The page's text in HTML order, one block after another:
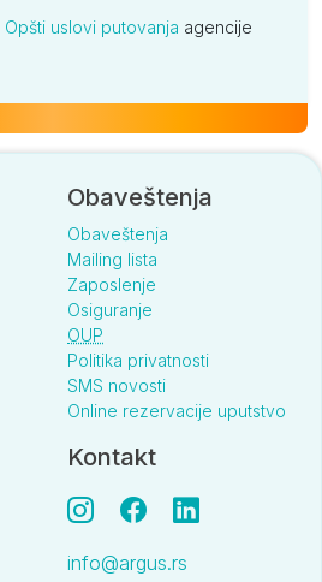
Opšti uslovi putovanja agencije
Obaveštenja
Obaveštenja
Mailing lista
Zaposlenje
Osiguranje
OUP
Politika privatnosti
SMS novosti
Online rezervacije uputstvo
Kontakt
info@argus.rs